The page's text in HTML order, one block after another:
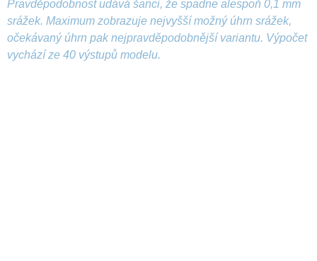
Pravděpodobnost udává šanci, že spadne alespoň 0,1 mm
srážek. Maximum zobrazuje nejvyšší možný úhrn srážek,
očekávaný úhrn pak nejpravděpodobnější variantu. Výpočet
vychází ze 40 výstupů modelu.